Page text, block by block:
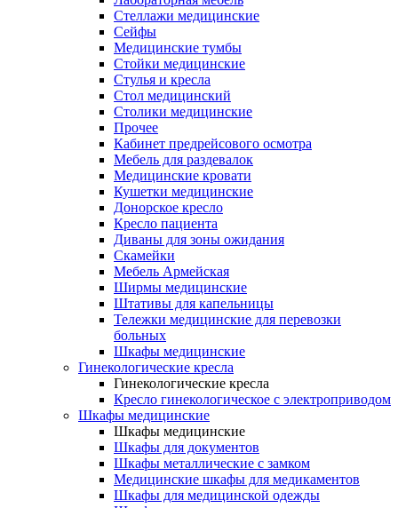
Стеллажи медицинские
Сейфы
Медицинские тумбы
Стойки медицинские
Cтулья и кресла
Стол медицинский
Столики медицинские
Прочее
Кабинет предрейсового осмотра
Мебель для раздевалок
Медицинские кровати
Кушетки медицинские
Донорское кресло
Кресло пациента
Диваны для зоны ожидания
Скамейки
Мебель Армейская
Ширмы медицинские
Штативы для капельницы
Тележки медицинские для перевозки
больных
Шкафы медицинские
Гинекологические кресла
Гинекологические кресла
Кресло гинекологическое с электроприводом
Шкафы медицинские
Шкафы медицинские
Шкафы для документов
Шкафы металлические с замком
Медицинские шкафы для медикаментов
Шкафы для медицинской одежды